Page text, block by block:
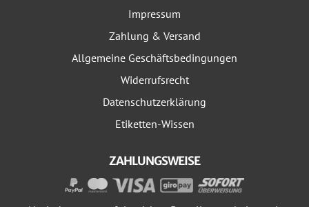
Impressum
Zahlung & Versand
Allgemeine Geschäftsbedingungen
Widerrufsrecht
Datenschutzerklärung
Etiketten-Wissen
ZAHLUNGSWEISE